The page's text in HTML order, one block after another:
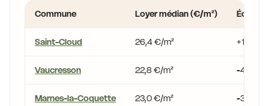
Commune
Loyer médian (€/m²) Écart
Saint-Cloud 26,4 €/m² +10,7 %
Vaucresson 22,8 €/m² -4,4 %
Marnes-la-Coquette 23,0 €/m² -3,6 %